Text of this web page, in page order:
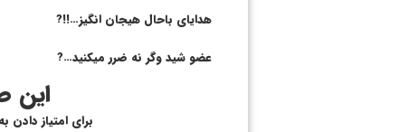
هدایای باحال هیجان انگیز…!!?
عضو شید وگر نه ضرر میکنید…?
این
برای امتیاز